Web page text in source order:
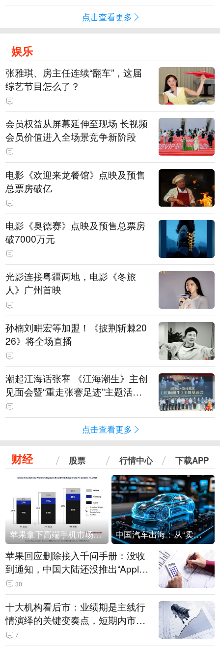
点击查看更多
娱乐
张雅琪、房主任连续“翻车”，这届
综艺节目怎么了？
会员权益从屏幕延伸至现场 长视频
会员价值进入全场景竞争新阶段
电影《欢迎来龙餐馆》点映及预售
总票房破亿
电影《奥德赛》点映及预售总票房
破7000万元
光影连接粤疆两地，电影《冬旅
人》广州首映
孙楠刘畊宏等加盟！《披荆斩棘20
26》将全场直播
潮起江海话张謇 《江海潮生》主创
见面会暨“重走张謇足迹”主题活动
在南通举办
点击查看更多
财经 股票 行情中心 下载APP
苹果拿下高端手机市场65%的份额：iPhone 17系列功不可没 中国汽车出海：从“卖出去”到“走进去”
苹果回应删除接入千问手册：没收
到通知，中国大陆还没推出“Apple
智能使用千问”功能
30
十大机构看后市：业绩期是主线行
情演绎的关键变奏点，短期内市场
或继续反弹，关注三条业绩主线
7